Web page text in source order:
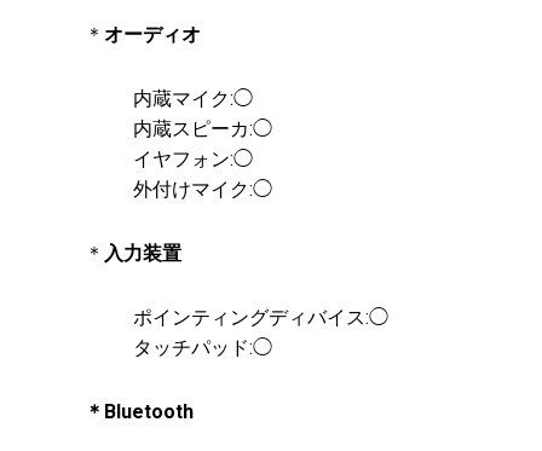
＊ オーディオ
内蔵マイク:◯
内蔵スピーカ:◯
イヤフォン:◯
外付けマイク:◯
＊ 入力装置
ポインティングディバイス:◯
タッチパッド:◯
＊Bluetooth